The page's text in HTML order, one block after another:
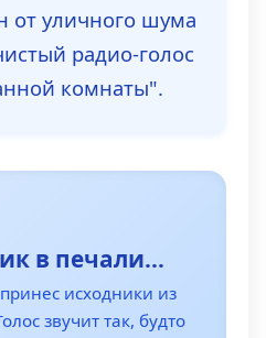
от уличного шума
радио-голос
комнаты".
в печали...
исходники из
звучит так, будто